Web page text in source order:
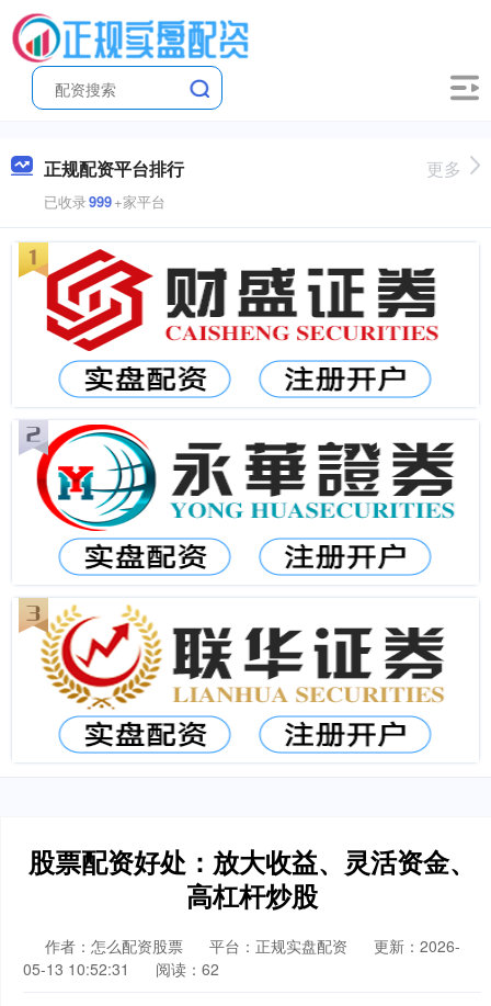
正规配资平台排行
已收录999+家平台
更多
股票配资好处：放大收益、灵活资金、
高杠杆炒股
作者：怎么配资股票 平台：正规实盘配资
更新：2026-
05-13 10:52:31
阅读：62